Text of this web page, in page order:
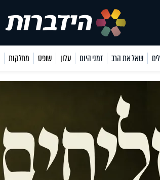
שאל את הרב זמני היום עלון שופס מחלקות